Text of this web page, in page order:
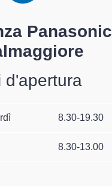
Panasonic
d'apertura
8.30-19.30
8.30-13.00